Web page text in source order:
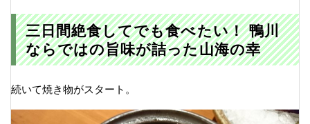
三日間絶食してでも食べたい！ 鴨川
ならではの旨味が詰った山海の幸
続いて焼き物がスタート。